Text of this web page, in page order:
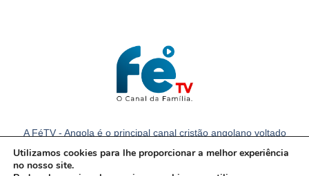
A FéTV - Angola é o principal canal cristão angolano voltado
para a família com notícias e conteúdos cristãos em Angola.
Utilizamos cookies para lhe proporcionar a melhor experiência
no nosso site.